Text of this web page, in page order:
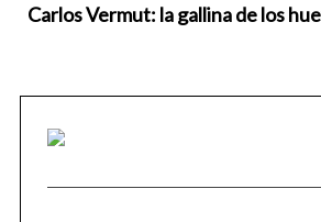
Carlos Vermut: la gallina de los